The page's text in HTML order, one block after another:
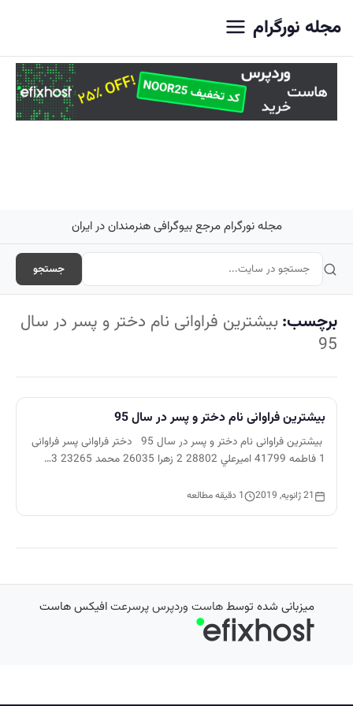
مجله نورگرام
مجله نورگرام مرجع بیوگرافی هنرمندان در ایران
جستجو
برچسب: بیشترین فراوانی نام دختر و پسر در سال
95
بیشترین فراوانی نام دختر و پسر در سال 95
بیشترین فراوانی نام دختر و پسر در سال 95 دختر فراوانی پسر فراوانی
1 فاطمه 41799 اميرعلي 28802 2 زهرا 26035 محمد 23265 3…
21 ژانویه, 2019 1 دقیقه مطالعه
میزبانی شده توسطهاست وردپرس پرسرعتافیکس هاست